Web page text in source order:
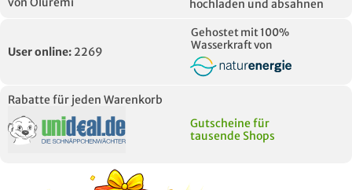
hochladen und absahnen
User online: 2269
Gehostet mit 100%
Wasserkraft von
Rabatte für jeden Warenkorb
Gutscheine für
tausende Shops